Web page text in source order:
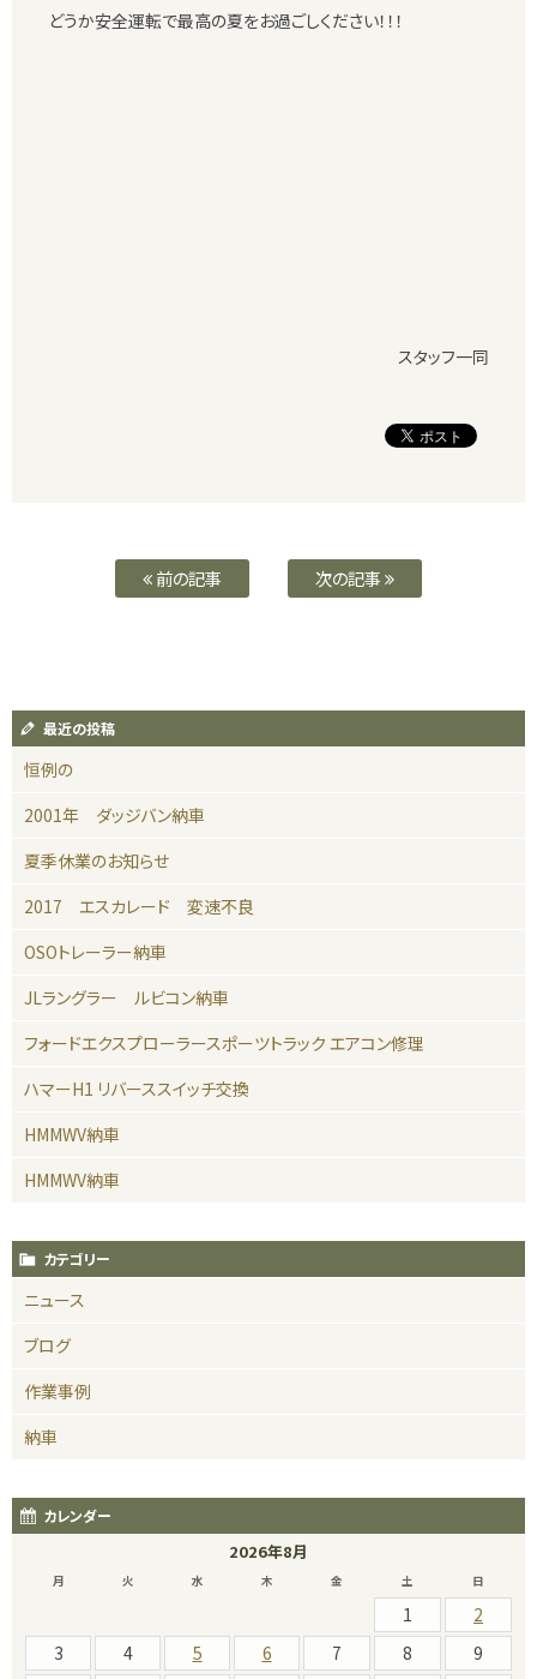
どうか安全運転で最高の夏をお過ごしください！！！
スタッフ一同
前の記事 次の記事
最近の投稿
恒例の
2001年 ダッジバン納車
夏季休業のお知らせ
2017 エスカレード 変速不良
OSOトレーラー納車
JLラングラー ルビコン納車
フォードエクスプローラースポーツトラック エアコン修理
ハマーH1 リバーススイッチ交換
HMMWV納車
HMMWV納車
カテゴリー
ニュース
ブログ
作業事例
納車
カレンダー
2026年8月
月 火 水 木 金 土 日
1
2
3
4 5 6 7 8
9